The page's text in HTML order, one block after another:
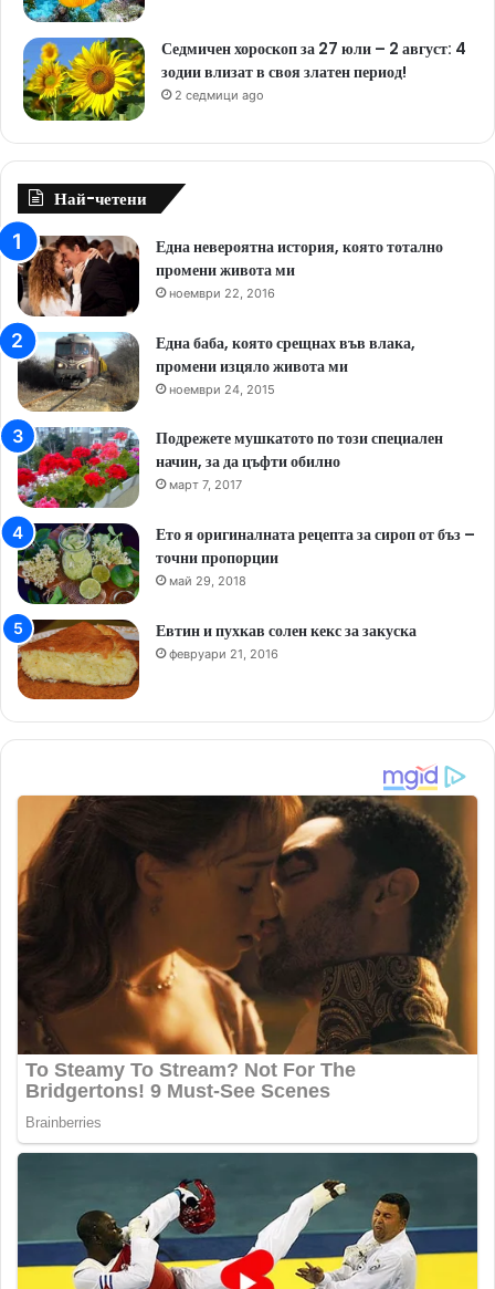
Седмичен хороскоп за 27 юли – 2 август: 4
зодии влизат в своя златен период!
2 седмици ago
Най-четени
Една невероятна история, която тотално
промени живота ми
ноември 22, 2016
Една баба, която срещнах във влака,
промени изцяло живота ми
ноември 24, 2015
Подрежете мушкатото по този специален
начин, за да цъфти обилно
март 7, 2017
Ето я оригиналната рецепта за сироп от бъз –
точни пропорции
май 29, 2018
Евтин и пухкав солен кекс за закуска
февруари 21, 2016